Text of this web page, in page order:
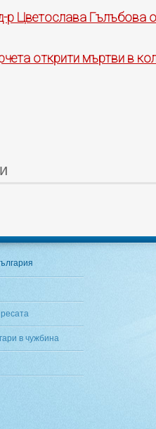
р Цветослава Гълъбова
открити мъртви в
в чужбина